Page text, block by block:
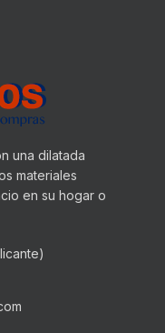
una dilatada
materiales
en su hogar o